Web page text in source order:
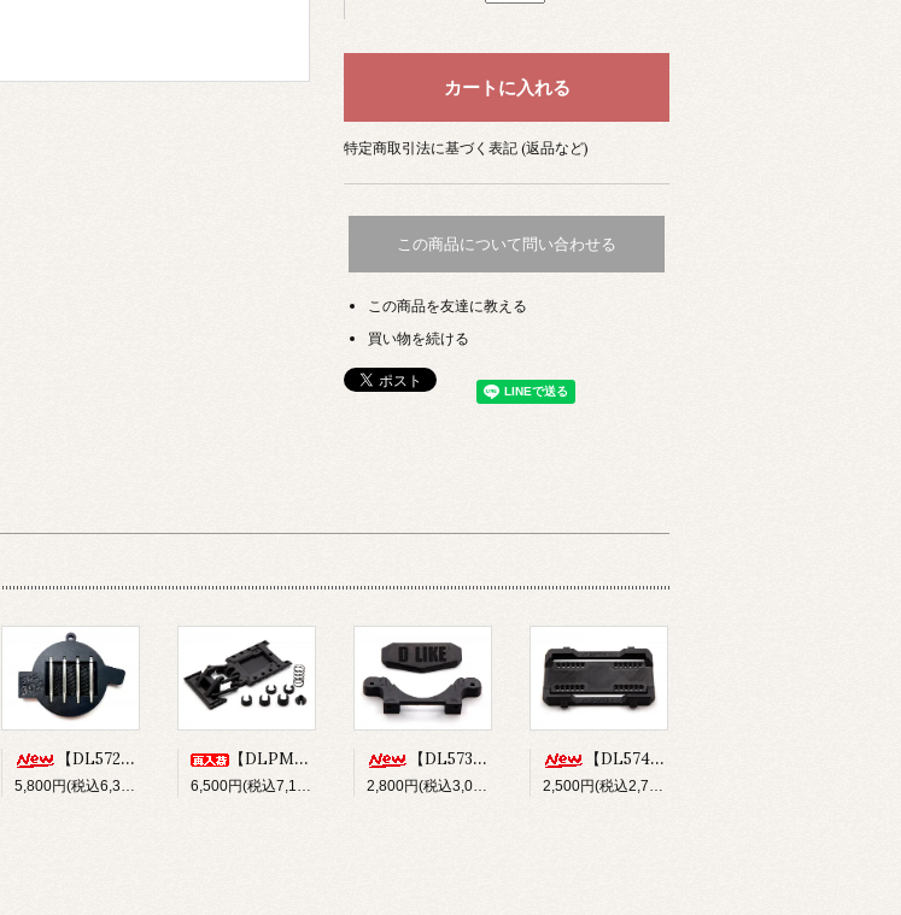
特定商取引法に基づく表記 (返品など)
この商品について問い合わせる
この商品を友達に教える
買い物を続ける
【DL572】SUS304 ステンレスショックシャフト(φ3x33.5mm)
5,800円(税込6,380円)
【DLPM-OP02】Rear LinkSus for DLPM
6,500円(税込7,150円)
【DL573】バンパー&フロントボディマウントセット(for Re-R HYBRID)
2,800円(税込3,080円)
【DL574】ショートバッテリーホルダー(for Re-R HYBRID)
2,500円(税込2,750円)